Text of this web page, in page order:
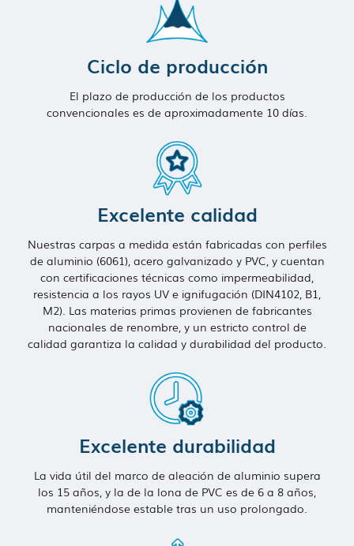
Ciclo de producción
El plazo de producción de los productos
convencionales es de aproximadamente 10 días.
Excelente calidad
Nuestras carpas a medida están fabricadas con perfiles
de aluminio (6061), acero galvanizado y PVC, y cuentan
con certificaciones técnicas como impermeabilidad,
resistencia a los rayos UV e ignifugación (DIN4102, B1,
M2). Las materias primas provienen de fabricantes
nacionales de renombre, y un estricto control de
calidad garantiza la calidad y durabilidad del producto.
Excelente durabilidad
La vida útil del marco de aleación de aluminio supera
los 15 años, y la de la lona de PVC es de 6 a 8 años,
manteniéndose estable tras un uso prolongado.